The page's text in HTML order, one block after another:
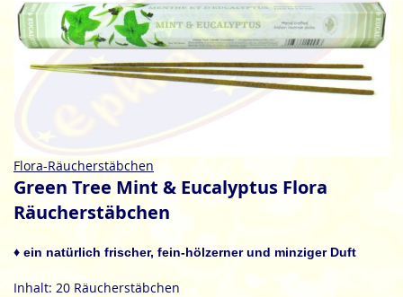
springen
Zum
Anfang
Bildgalerie
Flora-Räucherstäbchen
Green Tree Mint & Eucalyptus Flora
Räucherstäbchen
♦ ein natürlich frischer, fein-hölzerner und minziger Duft
Inhalt: 20 Räucherstäbchen